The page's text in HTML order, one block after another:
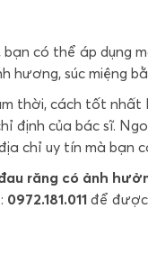
có thể áp dụng
hương, súc miệng
thời, cách tốt
định của bác sĩ.
chỉ uy tín mà bạn
răng có ảnh
0972.181.011 để